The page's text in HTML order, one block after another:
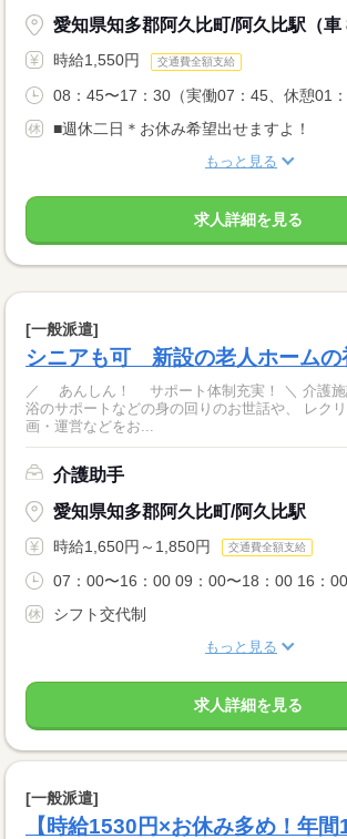
愛知県知多郡阿久比町/阿久比駅（車
時給1,550円 交通費全額支給
08：45〜17：30（実働07：45、休憩01：
■週休二日＊お休み希望出せますよ！
もっと見る
求人詳細を見る
[一般派遣]
シニアも可 新設の老人ホームの
／ あんしん！ サポート体制充実！ ＼ 介護施設にて、 食事や入
浴のサポートなどの身の回りのお世話や、 レク
画・運営などをお...
介護助手
愛知県知多郡阿久比町/阿久比駅
時給1,650円～1,850円 交通費全額支給
07：00〜16：00 09：00〜18：00 16：00
シフト交代制
もっと見る
求人詳細を見る
[一般派遣]
【時給1530円×お休み多め！年